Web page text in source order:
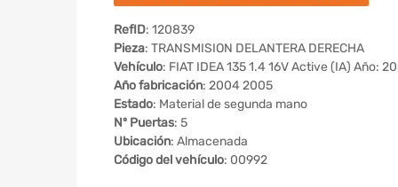
RefID: 120839
Pieza: TRANSMISION DELANTERA DERECHA
Vehículo: FIAT IDEA 135 1.4 16V Active (IA) Año:
Año fabricación: 2004 2005
Estado: Material de segunda mano
Nº Puertas: 5
Ubicación: Almacenada
Código del vehículo: 00992